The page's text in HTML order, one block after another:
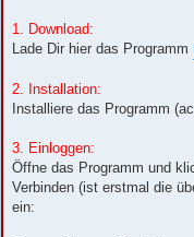
1. Download:
Lade Dir hier das Programm
2. Installation:
Installiere das Programm
3. Einloggen:
Öffne das Programm und
Verbinden (ist erstmal die
ein: